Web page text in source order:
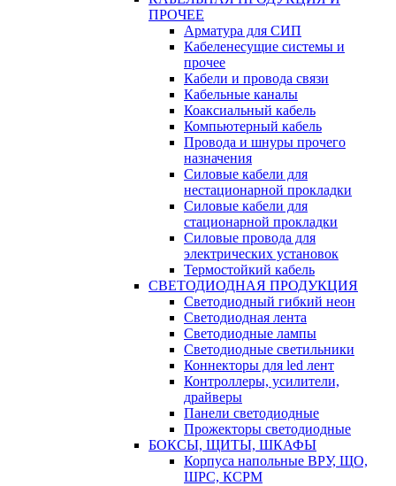
ПРОЧЕЕ
Арматура для СИП
Кабеленесущие системы и
прочее
Кабели и провода связи
Кабельные каналы
Коаксиальный кабель
Компьютерный кабель
Провода и шнуры прочего
назначения
Силовые кабели для
нестационарной прокладки
Силовые кабели для
стационарной прокладки
Силовые провода для
электрических установок
Термостойкий кабель
СВЕТОДИОДНАЯ ПРОДУКЦИЯ
Светодиодный гибкий неон
Светодиодная лента
Светодиодные лампы
Светодиодные светильники
Коннекторы для led лент
Контроллеры, усилители,
драйверы
Панели светодиодные
Прожекторы светодиодные
БОКСЫ, ЩИТЫ, ШКАФЫ
Корпуса напольные ВРУ, ЩО,
ШРС, КСРМ